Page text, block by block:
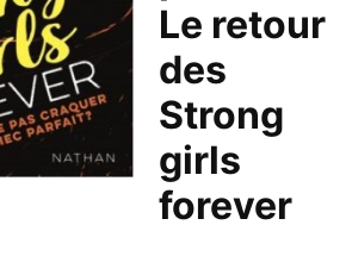
Le retour
des
Strong
girls
forever